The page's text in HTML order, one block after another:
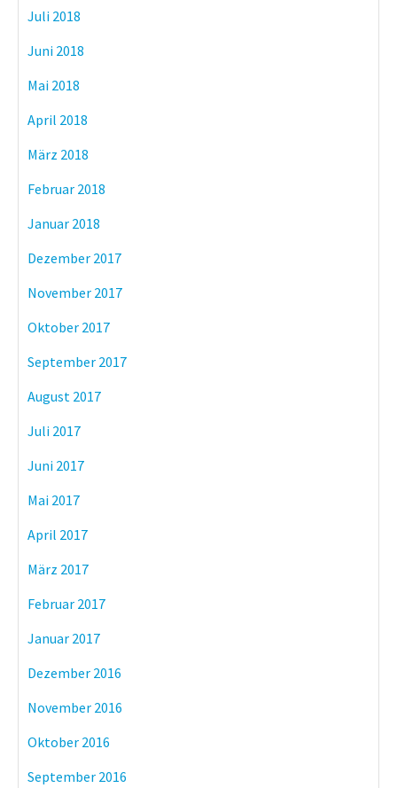
Juli 2018
Juni 2018
Mai 2018
April 2018
März 2018
Februar 2018
Januar 2018
Dezember 2017
November 2017
Oktober 2017
September 2017
August 2017
Juli 2017
Juni 2017
Mai 2017
April 2017
März 2017
Februar 2017
Januar 2017
Dezember 2016
November 2016
Oktober 2016
September 2016